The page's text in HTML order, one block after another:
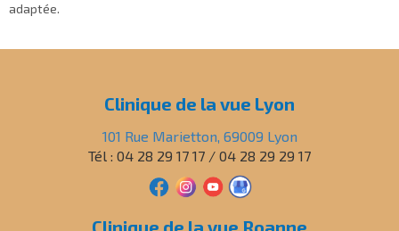
adaptée.
Clinique de la vue Lyon
101 Rue Marietton, 69009 Lyon
Tél : 04 28 29 17 17 / 04 28 29 29 17